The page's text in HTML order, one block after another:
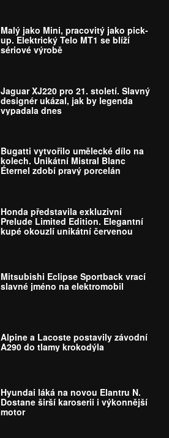
Malý jako Mini, pracovitý jako pick-
up. Elektrický Telo MT1 se blíží
sériové výrobě
Jaguar XJ220 pro 21. století. Slavný
designér ukázal, jak by legenda
vypadala dnes
Bugatti vytvořilo umělecké dílo na
kolech. Unikátní Mistral Blanc
Éternel zdobí pravý porcelán
Honda představila exkluzivní
Prelude Limited Edition. Elegantní
kupé okouzlí unikátní červenou
Mitsubishi Eclipse Sportback vrací
slavné jméno na elektromobil
Alpine a Lacoste postavily závodní
A290 do tlamy krokodýla
Hyundai láká na novou Elantru N.
Dostane širší karoserii i výkonnější
motor